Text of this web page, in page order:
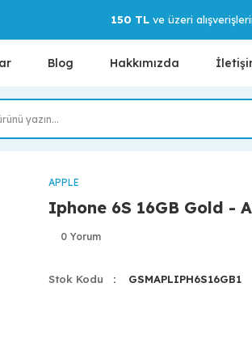
150 TLve üzeri
Blog Hakkımızda
APPLE
Iphone 6S 16GB Gold -
0 Yorum
Stok Kodu GSMAPLIPH6S16GB1